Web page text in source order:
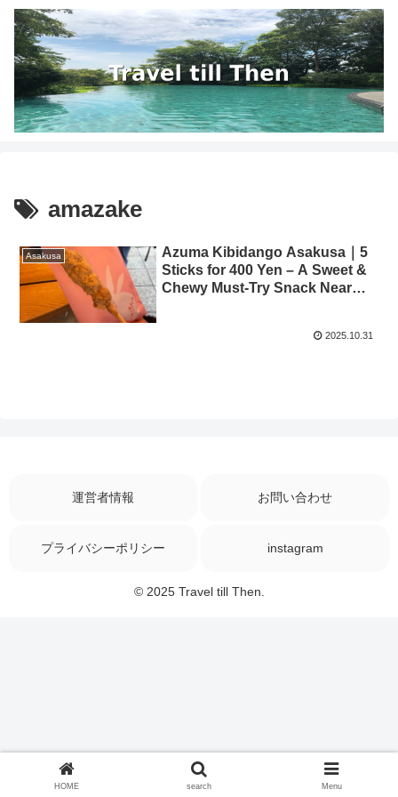
amazake
Asakusa
Azuma Kibidango Asakusa｜5
Sticks for 400 Yen – A Sweet &
Chewy Must-Try Snack Near
2025.10.31
運営者情報 お問い合わせ
プライバシーポリシー instagram
© 2025 Travel till Then.
HOME search Menu